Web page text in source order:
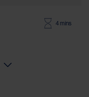
4 mins